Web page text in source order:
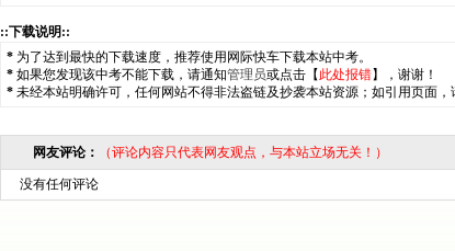
::下载说明::
* 为了达到最快的下载速度，推荐使用网际快车下载本站中考。
* 如果您发现该中考不能下载，请通知管理员或点击【 此处报错】，谢谢！
* 未经本站明确许可，任何网站不得非法盗链及抄袭本站资源；如引用页面，
网友评论： （评论内容只代表网友观点，与本站立场无关！）
没有任何评论